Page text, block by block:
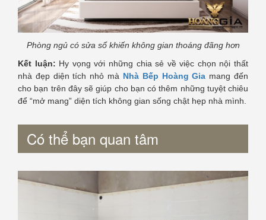
Phòng ngủ có sửa sổ khiến không gian thoáng đãng hơn
Kết luận: Hy vọng với những chia sẻ về việc chọn nội thất
nhà đẹp diện tích nhỏ mà Nhà Bếp Hoàng Gia mang đến
cho bạn trên đây sẽ giúp cho bạn có thêm những tuyệt chiêu
để “mở mang” diện tích không gian sống chật hẹp nhà mình.
Có thể bạn quan tâm